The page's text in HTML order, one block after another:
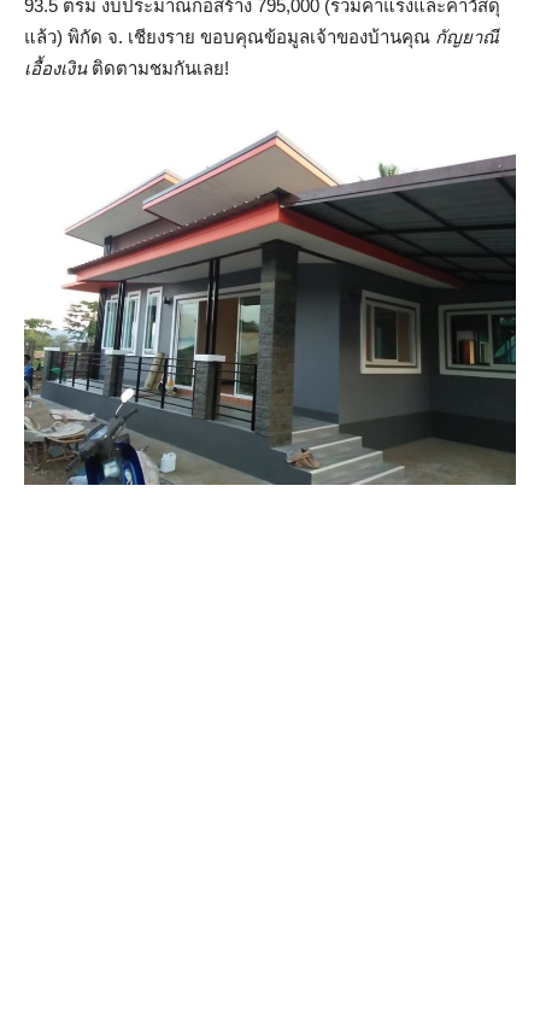
93.5 ตรม งบประมาณก่อสร้าง 795,000 (รวมค่าแรงและค่าวัสดุ
แล้ว) พิกัด จ. เชียงราย ขอบคุณข้อมูลเจ้าของบ้านคุณ กัญยาณี
เอื้องเงินติดตามชมกันเลย!